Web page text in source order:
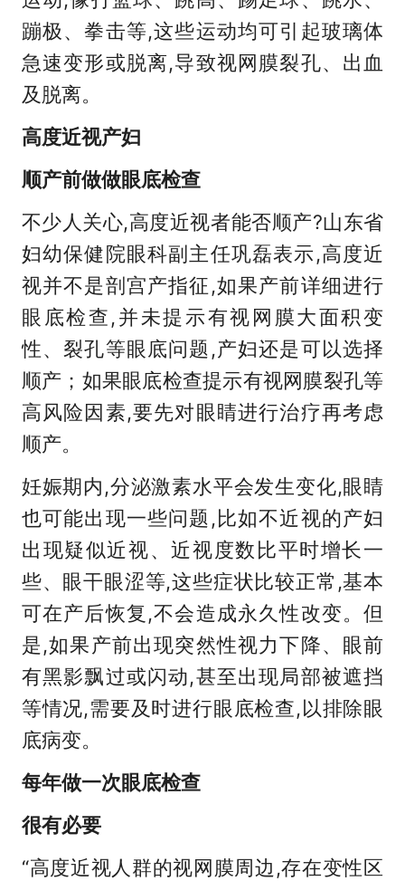
蹦极、拳击等,这些运动均可引起玻璃体
急速变形或脱离,导致视网膜裂孔、出血
及脱离。
高度近视产妇
顺产前做做眼底检查
不少人关心,高度近视者能否顺产?山东省
妇幼保健院眼科副主任巩磊表示,高度近
视并不是剖宫产指征,如果产前详细进行
眼底检查,并未提示有视网膜大面积变
性、裂孔等眼底问题,产妇还是可以选择
顺产；如果眼底检查提示有视网膜裂孔等
高风险因素,要先对眼睛进行治疗再考虑
顺产。
妊娠期内,分泌激素水平会发生变化,眼睛
也可能出现一些问题,比如不近视的产妇
出现疑似近视、近视度数比平时增长一
些、眼干眼涩等,这些症状比较正常,基本
可在产后恢复,不会造成永久性改变。但
是,如果产前出现突然性视力下降、眼前
有黑影飘过或闪动,甚至出现局部被遮挡
等情况,需要及时进行眼底检查,以排除眼
底病变。
每年做一次眼底检查
很有必要
“高度近视人群的视网膜周边,存在变性区